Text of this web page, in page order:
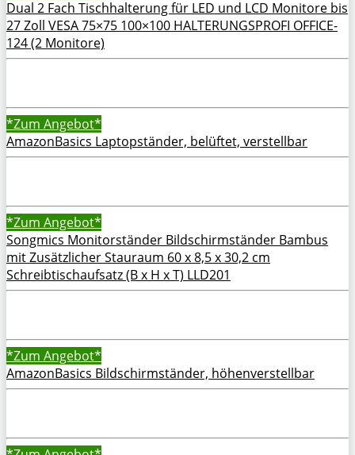
Dual 2 Fach Tischhalterung für LED und LCD Monitore bis
27 Zoll VESA 75×75 100×100 HALTERUNGSPROFI OFFICE-
124 (2 Monitore)
*Zum Angebot*
AmazonBasics Laptopständer, belüftet, verstellbar
*Zum Angebot*
Songmics Monitorständer Bildschirmständer Bambus
mit Zusätzlicher Stauraum 60 x 8,5 x 30,2 cm
Schreibtischaufsatz (B x H x T) LLD201
*Zum Angebot*
AmazonBasics Bildschirmständer, höhenverstellbar